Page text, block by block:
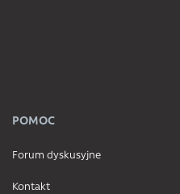
POMOC
Forum dyskusyjne
Kontakt